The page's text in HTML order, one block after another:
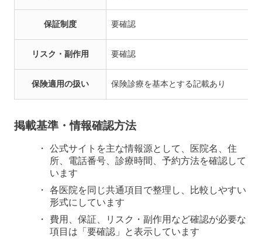
保証制度 要確認
リスク・副作用 要確認
保険適用の扱い 保険診療を基本とする記載あり
掲載基準・情報確認方法
公式サイトを主な情報源として、医院名、住
所、電話番号、診療時間、予約方法を確認して
います
各医院を同じ共通項目で整理し、比較しやすい
形式にしています
費用、保証、リスク・副作用など確認が必要な
項目は「要確認」と表示しています